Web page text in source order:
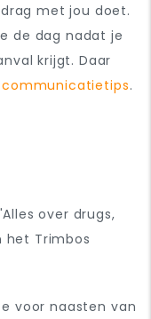
met jou doet.
de dag nadat je
krijgt. Daar
communicatietips.
over drugs,
het Trimbos
voor naasten van